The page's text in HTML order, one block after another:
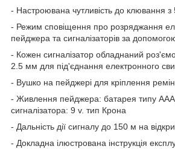
- Настроювана чутливість до клювання з 5
- Режим сповіщення про розряджання
пейджера та сигналізаторів за
- Кожен сигналізатор обладнаний
2.5 мм для під'єднання електронного
- Вушко на пейджері для кріплення
- Живлення пейджера: батарея типу
сигналізатора: 9 v. тип Крона
- Дальність дії сигналу до 150 м на
- Докладна ілюстрована інструкція